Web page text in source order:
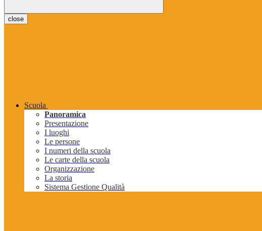
close
Scuola
Panoramica
Presentazione
I luoghi
Le persone
I numeri della scuola
Le carte della scuola
Organizzazione
La storia
Sistema Gestione Qualità